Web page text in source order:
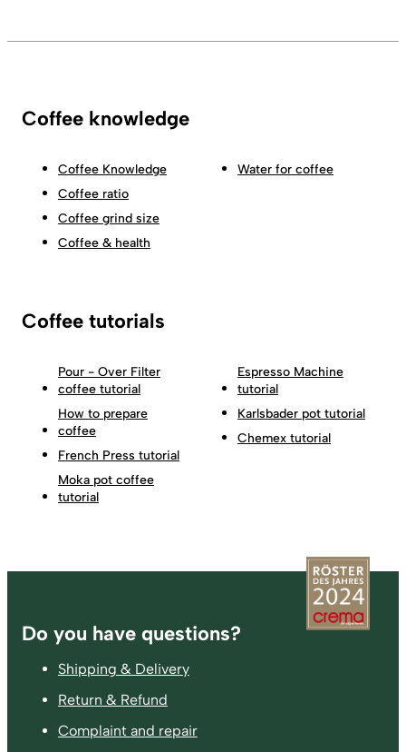
Coffee knowledge
Coffee Knowledge
Coffee ratio
Coffee grind size
Coffee & health
Water for coffee
Coffee tutorials
Pour - Over Filter
coffee tutorial
How to prepare
coffee
French Press tutorial
Moka pot coffee
tutorial
Espresso Machine
tutorial
Karlsbader pot tutorial
Chemex tutorial
Footer
Do you have questions?
Shipping & Delivery
Return & Refund
Complaint and repair